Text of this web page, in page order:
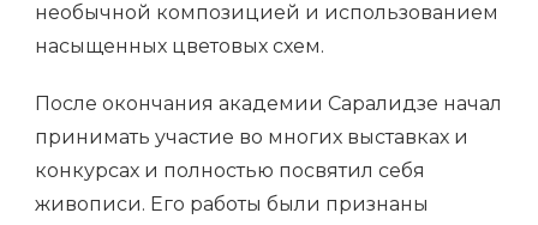
необычной композицией и использованием
насыщенных цветовых схем.
После окончания академии Саралидзе начал
принимать участие во многих выставках и
конкурсах и полностью посвятил себя
живописи. Его работы были признаны